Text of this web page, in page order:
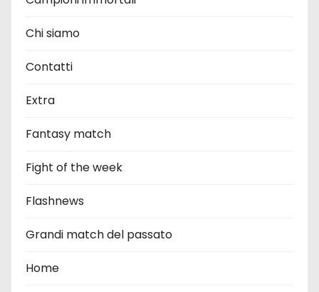
Chi siamo
Contatti
Extra
Fantasy match
Fight of the week
Flashnews
Grandi match del passato
Home